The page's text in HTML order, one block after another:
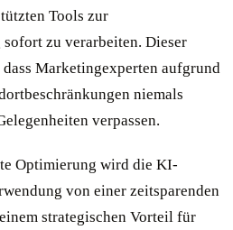
Tools zur
zu verarbeiten. Dieser
Marketingexperten aufgrund
niemals
verpassen.
Optimierung wird die KI-
von einer zeitsparenden
strategischen Vorteil für